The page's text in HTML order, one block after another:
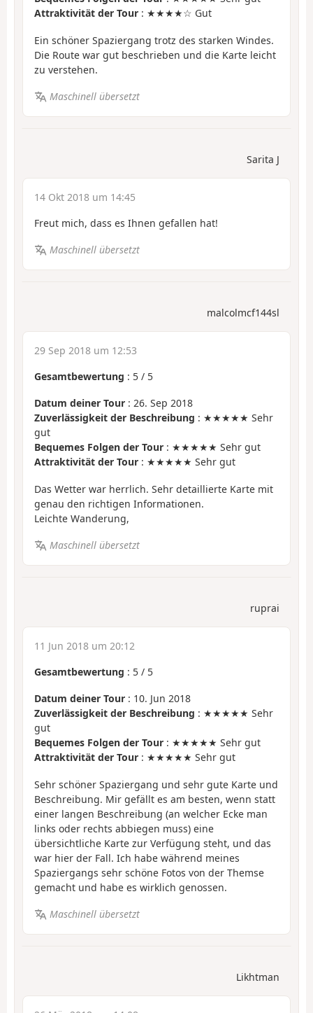
Attraktivität der Tour : ★★★★☆ Gut
Ein schöner Spaziergang trotz des starken Windes.
Die Route war gut beschrieben und die Karte leicht
zu verstehen.
Maschinell übersetzt
Sarita J
14 Okt 2018 um 14:45
Freut mich, dass es Ihnen gefallen hat!
Maschinell übersetzt
malcolmcf144sl
29 Sep 2018 um 12:53
Gesamtbewertung : 5 / 5
Datum deiner Tour : 26. Sep 2018
Zuverlässigkeit der Beschreibung : ★★★★★ Sehr
gut
Bequemes Folgen der Tour : ★★★★★ Sehr gut
Attraktivität der Tour : ★★★★★ Sehr gut
Das Wetter war herrlich. Sehr detaillierte Karte mit
genau den richtigen Informationen.
Leichte Wanderung,
Maschinell übersetzt
ruprai
11 Jun 2018 um 20:12
Gesamtbewertung : 5 / 5
Datum deiner Tour : 10. Jun 2018
Zuverlässigkeit der Beschreibung : ★★★★★ Sehr
gut
Bequemes Folgen der Tour : ★★★★★ Sehr gut
Attraktivität der Tour : ★★★★★ Sehr gut
Sehr schöner Spaziergang und sehr gute Karte und
Beschreibung. Mir gefällt es am besten, wenn statt
einer langen Beschreibung (an welcher Ecke man
links oder rechts abbiegen muss) eine
übersichtliche Karte zur Verfügung steht, und das
war hier der Fall. Ich habe während meines
Spaziergangs sehr schöne Fotos von der Themse
gemacht und habe es wirklich genossen.
Maschinell übersetzt
Likhtman